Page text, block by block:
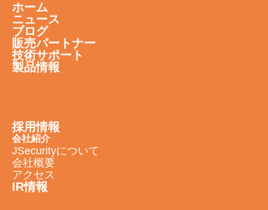
ホーム
ニュース
ブログ
販売パートナー
技術サポート
製品情報
採用情報
会社紹介
JSecurityについて
会社概要
アクセス
IR情報